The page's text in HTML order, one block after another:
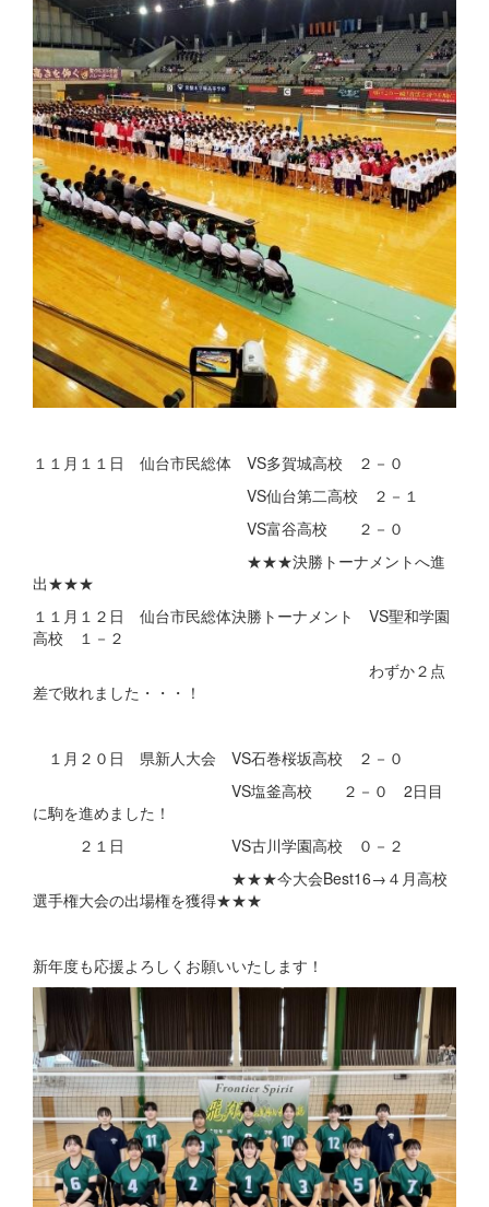
１１月１１日 仙台市民総体 VS多賀城高校 ２－０
VS仙台第二高校 ２－１
VS富谷高校 ２－０
★★★決勝トーナメントへ進
出★★★
１１月１２日 仙台市民総体決勝トーナメント VS聖和学園
高校 １－２
わずか２点
差で敗れました・・・！
１月２０日 県新人大会 VS石巻桜坂高校 ２－０
VS塩釜高校 ２－０ 2日目
に駒を進めました！
２１日 VS古川学園高校 ０－２
★★★今大会Best16→４月高校
選手権大会の出場権を獲得★★★
新年度も応援よろしくお願いいたします！